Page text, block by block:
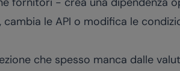
le API o modifica le
che spesso manca dalle